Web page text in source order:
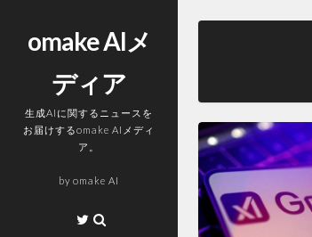
omake AIメ
ディア
生成AIに関するニュースを
お届けするomake AIメディ
ア。
by omake AI
Twitter